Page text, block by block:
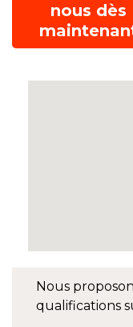
Nous
qualifications
nous dès